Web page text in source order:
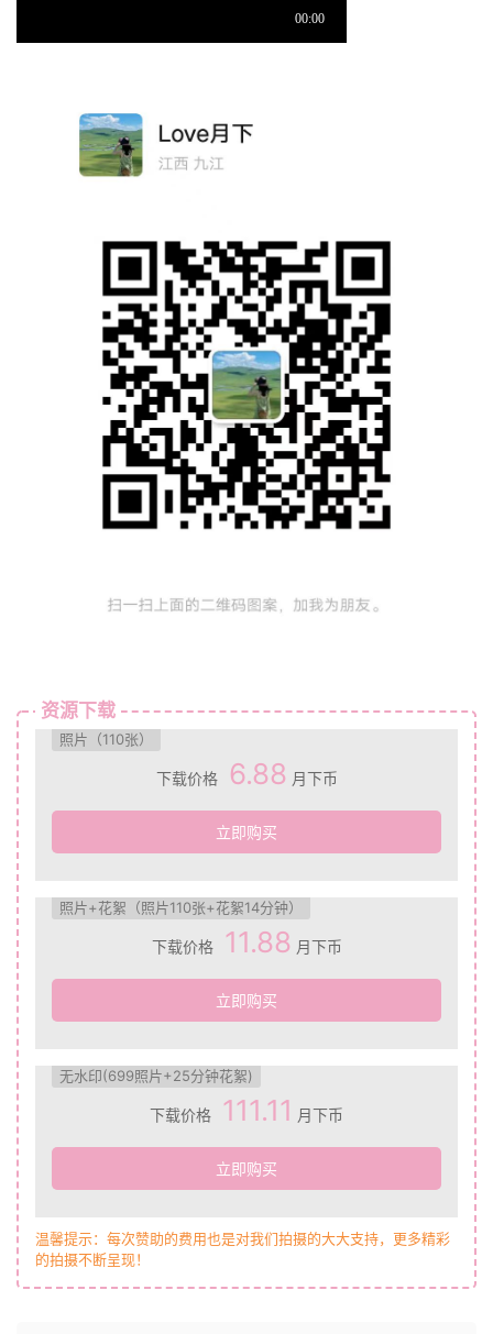
资源下载
照片（110张）
下载价格 6.88 月下币
立即购买
照片+花絮（照片110张+花絮14分钟）
下载价格 11.88 月下币
立即购买
无水印(699照片+25分钟花絮)
下载价格 111.11 月下币
立即购买
温馨提示：每次赞助的费用也是对我们拍摄的大大支持，更多精彩
的拍摄不断呈现！